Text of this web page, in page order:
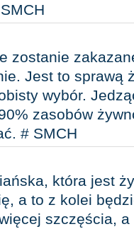
zostanie
Jest to sprawą
wybór.
zasobów
# SMCH
która jest
a to z kolei
szczęścia,